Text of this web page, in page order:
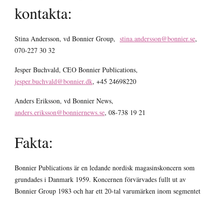
kontakta:
Stina Andersson, vd Bonnier Group, stina.andersson@bonnier.se,
070-227 30 32
Jesper Buchvald, CEO Bonnier Publications,
jesper.buchvald@bonnier.dk, +45 24698220
Anders Eriksson, vd Bonnier News,
anders.eriksson@bonniernews.se, 08-738 19 21
Fakta:
Bonnier Publications är en ledande nordisk magasinskoncern som
grundades i Danmark 1959. Koncernen förvärvades fullt ut av
Bonnier Group 1983 och har ett 20-tal varumärken inom segmentet